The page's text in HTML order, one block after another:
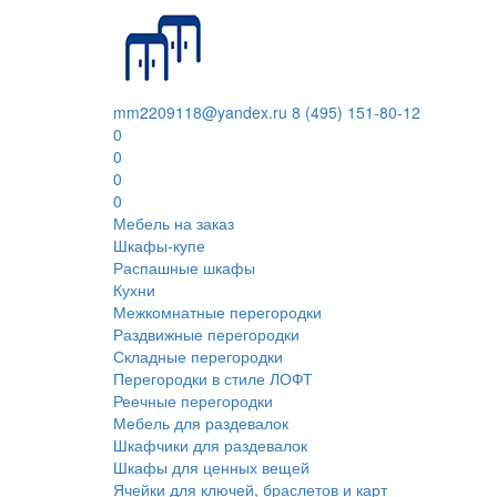
mm2209118@yandex.ru 8 (495) 151-80-12
0
0
0
0
Мебель на заказ
Шкафы-купе
Распашные шкафы
Кухни
Межкомнатные перегородки
Раздвижные перегородки
Складные перегородки
Перегородки в стиле ЛОФТ
Реечные перегородки
Мебель для раздевалок
Шкафчики для раздевалок
Шкафы для ценных вещей
Ячейки для ключей, браслетов и карт